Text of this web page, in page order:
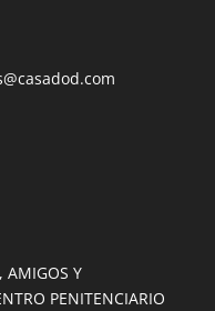
AMIGOS Y
PENITENCIARIO